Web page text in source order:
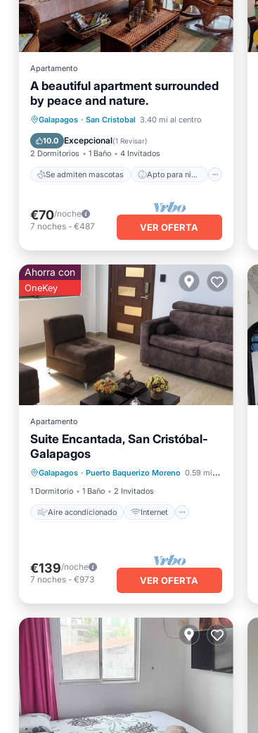
Apartamento
A beautiful apartment surrounded
by peace and nature.
Galapagos · San Cristobal 3.40 mi al centro
10.0 Excepcional(1 Revisar)
2 Dormitorios 1 Baño 4 Invitados
Se admiten mascotas Apto para niños
Se admiten mascotas
Apto para niños
Ropa de cama
Zona para fumadores designada
€70/noche
7 noches - €487 VER OFERTA
Ahorra con
OneKey
Apartamento
Suite Encantada, San Cristóbal-
Galapagos
Galapagos · Puerto Baquerizo Moreno 0.59 mi al centro
1 Dormitorio
1 Baño 2 Invitados
Aire acondicionado Internet
Aire acondicionado
Apto para niños
Ropa de cama
€139/noche
7 noches - €973 VER OFERTA